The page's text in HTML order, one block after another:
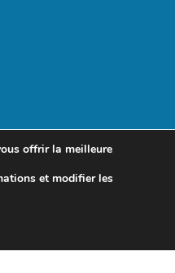
Mentions légales
offrir la meilleure
et modifier les